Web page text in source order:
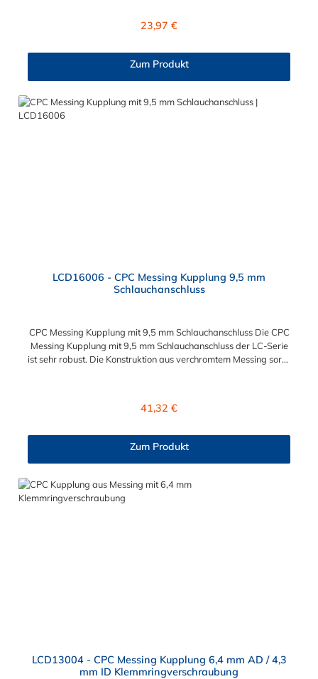
11,1 mm. Sie können diesen CPC Stecker mit den Serien der
bietet eine große Auswahl an Konfigurationen, um die
erfüllen. Die Colder Products Company Serie ist ein
leistungsstarkes, hochzuverlässiges Steckverbindersystem, das
Regulärer Preis:
23,97 €
Zum Produkt
LCD16006 - CPC Messing Kupplung 9,5 mm
Schlauchanschluss
CPC Messing Kupplung mit 9,5 mm Schlauchanschluss Die CPC
Messing Kupplung mit 9,5 mm Schlauchanschluss der LC-Serie
ist sehr robust. Die Konstruktion aus verchromtem Messing sorgt
bequemes Verbinden und Trennen mit einer Hand. Die CPC
Flexibilität mit zahlreichen Konfigurationen und
Anschlussvarianten und ist sowohl mit den Acetal-Kupplungen
der PLC-Serie kombinierbar als auch mit den Polypropylen-
Kupplungen der PLC12-Serie. Zudem sind Kupplungen
Regulärer Preis:
41,32 €
Zum Produkt
LCD13004 - CPC Messing Kupplung 6,4 mm AD / 4,3
mm ID Klemmringverschraubung